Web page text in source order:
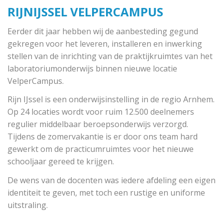
RIJNIJSSEL VELPERCAMPUS
Eerder dit jaar hebben wij de aanbesteding gegund
gekregen voor het leveren, installeren en inwerking
stellen van de inrichting van de praktijkruimtes van het
laboratoriumonderwijs binnen nieuwe locatie
VelperCampus.
Rijn IJssel is een onderwijsinstelling in de regio Arnhem.
Op 24 locaties wordt voor ruim 12.500 deelnemers
regulier middelbaar beroepsonderwijs verzorgd.
Tijdens de zomervakantie is er door ons team hard
gewerkt om de practicumruimtes voor het nieuwe
schooljaar gereed te krijgen.
De wens van de docenten was iedere afdeling een eigen
identiteit te geven, met toch een rustige en uniforme
uitstraling.